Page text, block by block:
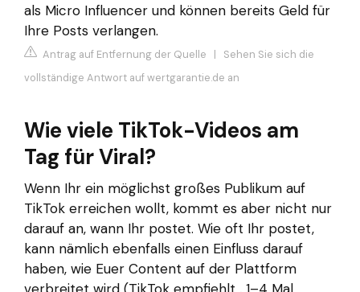
als Micro Influencer und können bereits Geld für
Ihre Posts verlangen.
Antrag auf Entfernung der Quelle | Sehen Sie sich die
vollständige Antwort auf wertgarantie.de an
Wie viele TikTok-Videos am
Tag für Viral?
Wenn Ihr ein möglichst großes Publikum auf
TikTok erreichen wollt, kommt es aber nicht nur
darauf an, wann Ihr postet. Wie oft Ihr postet,
kann nämlich ebenfalls einen Einfluss darauf
haben, wie Euer Content auf der Plattform